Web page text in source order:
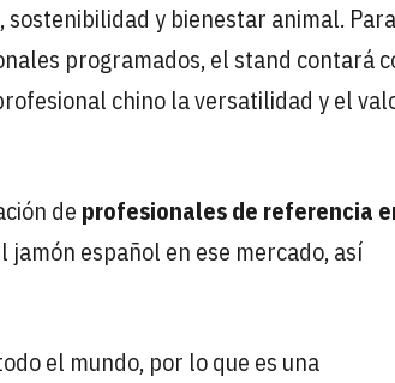
y bienestar animal. Para
programados, el stand contará
chino la versatilidad y el
de profesionales de referencia
español en ese mercado, así
el mundo, por lo que es una